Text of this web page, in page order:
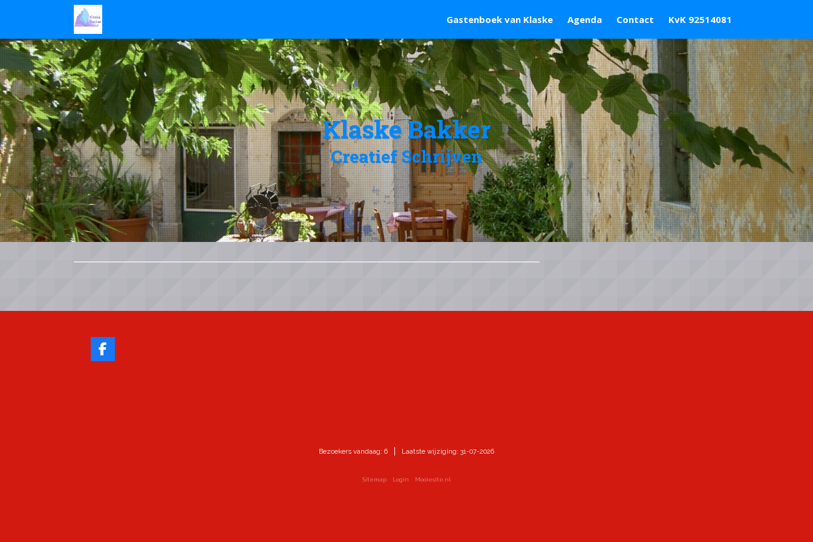
Gastenboek van Klaske Agenda Contact KvK 92514081
Klaske Bakker
Creatief Schrijven
Bezoekers vandaag: 6 Laatste wijziging: 31-07-2026
Sitemap Login Mooiesite.nl